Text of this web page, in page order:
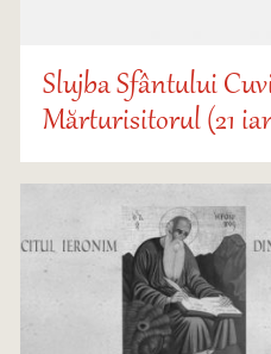
Slujba Sfântului
Mărturisitorul (21